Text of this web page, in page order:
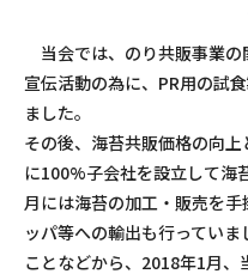
当会では、のり共販事業の
宣伝活動の為に、PR用の試
ました。
その後、海苔共販価格の向
に100%子会社を設立して海
月には海苔の加工・販売を
ッパ等への輸出も行ってい
ことなどから、2018年1月、